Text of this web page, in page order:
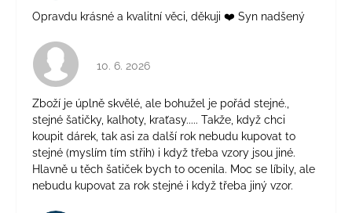
Opravdu krásné a kvalitní věci, děkuji ❤️ Syn nadšený
Hodnocení obchodu je 4 z 5 hvězdiček.
10. 6. 2026
Zboží je úplně skvělé, ale bohužel je pořád stejné.,
stejné šatičky, kalhoty, kraťasy..... Takže, když chci
koupit dárek, tak asi za další rok nebudu kupovat to
stejné (myslím tím střih) i když třeba vzory jsou jiné.
Hlavně u těch šatiček bych to ocenila. Moc se líbily, ale
nebudu kupovat za rok stejné i když třeba jiný vzor.